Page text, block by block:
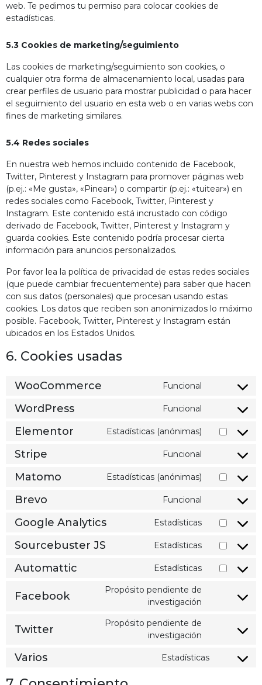
web. Te pedimos tu permiso para colocar cookies de
estadísticas.
5.3 Cookies de marketing/seguimiento
Las cookies de marketing/seguimiento son cookies, o
cualquier otra forma de almacenamiento local, usadas para
crear perfiles de usuario para mostrar publicidad o para hacer
el seguimiento del usuario en esta web o en varias webs con
fines de marketing similares.
5.4 Redes sociales
En nuestra web hemos incluido contenido de Facebook,
Twitter, Pinterest y Instagram para promover páginas web
(p.ej.: «Me gusta», «Pinear») o compartir (p.ej.: «tuitear») en
redes sociales como Facebook, Twitter, Pinterest y
Instagram. Este contenido está incrustado con código
derivado de Facebook, Twitter, Pinterest y Instagram y
guarda cookies. Este contenido podría procesar cierta
información para anuncios personalizados.
Por favor lea la política de privacidad de estas redes sociales
(que puede cambiar frecuentemente) para saber que hacen
con sus datos (personales) que procesan usando estas
cookies. Los datos que reciben son anonimizados lo máximo
posible. Facebook, Twitter, Pinterest y Instagram están
ubicados en los Estados Unidos.
6. Cookies usadas
WooCommerce Funcional
WordPress Funcional
Elementor Estadísticas (anónimas)
Stripe Funcional
Matomo Estadísticas (anónimas)
Brevo Funcional
Google Analytics Estadísticas
Sourcebuster JS Estadísticas
Automattic Estadísticas
Facebook
Propósito pendiente de
investigación
Twitter
Propósito pendiente de
investigación
Varios Estadísticas